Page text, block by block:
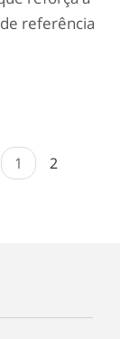
referência
1 2